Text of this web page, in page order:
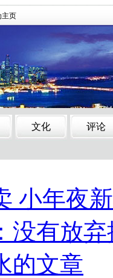
小年夜
没有放
的文章